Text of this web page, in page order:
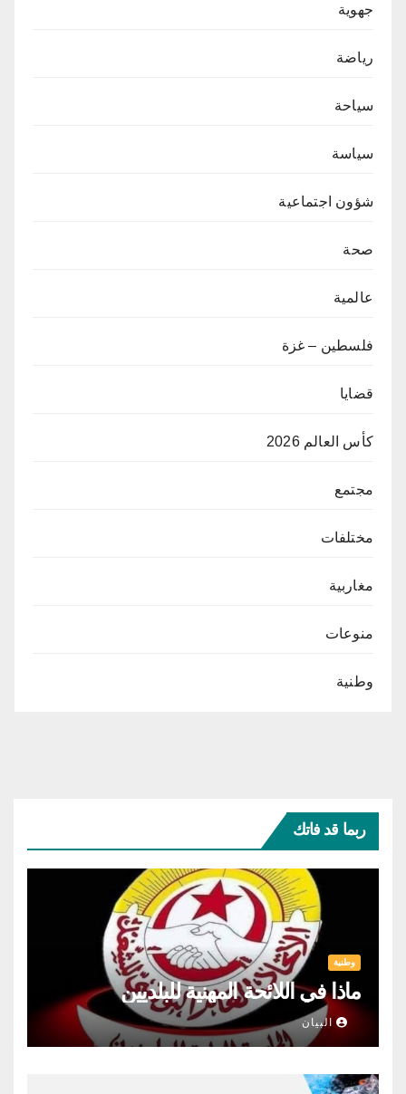
جهوية
رياضة
سياحة
سياسة
شؤون اجتماعية
صحة
عالمية
فلسطين – غزة
قضايا
كأس العالم 2026
مجتمع
مختلفات
مغاربية
منوعات
وطنية
ربما قد فاتك
وطنية
ماذا في اللائحة المهنية للبلديين
البيان